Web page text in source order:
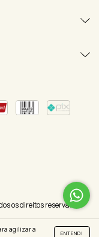
agilizar a
ENTENDI
os direitos reservados.